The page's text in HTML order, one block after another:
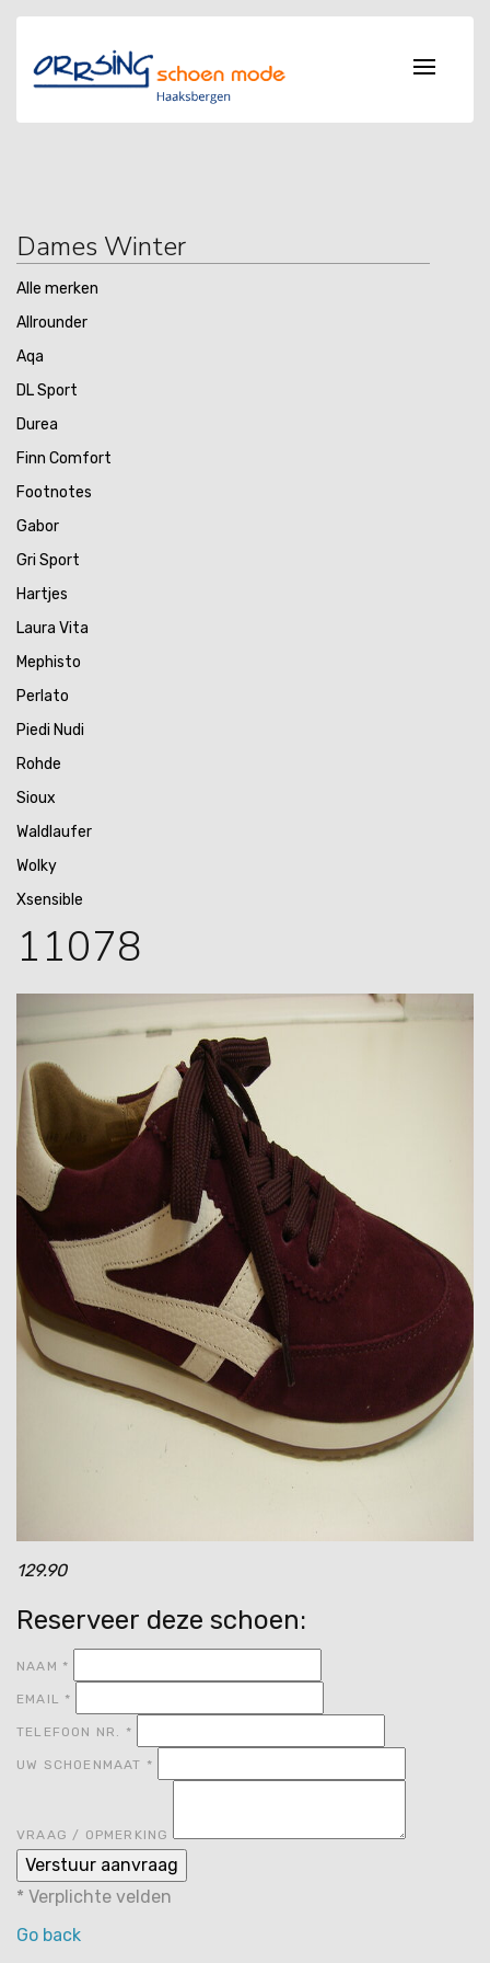
Dames Winter
Alle merken
Allrounder
Aqa
DL Sport
Durea
Finn Comfort
Footnotes
Gabor
Gri Sport
Hartjes
Laura Vita
Mephisto
Perlato
Piedi Nudi
Rohde
Sioux
Waldlaufer
Wolky
Xsensible
11078
129.90
Reserveer deze schoen:
NAAM *
EMAIL *
TELEFOON NR. *
UW SCHOENMAAT *
VRAAG / OPMERKING
* Verplichte velden
Go back